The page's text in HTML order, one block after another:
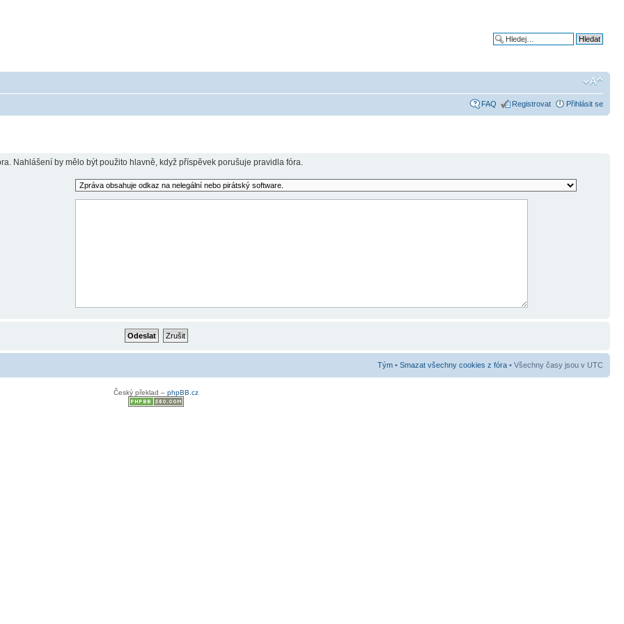
FAQ Registrovat Přihlásit se
Nahlášení by mělo být použito hlavně, když příspěvek porušuje pravidla fóra.
Tým • Smazat všechny cookies z fóra • Všechny časy jsou v UTC
Český překlad – phpBB.cz